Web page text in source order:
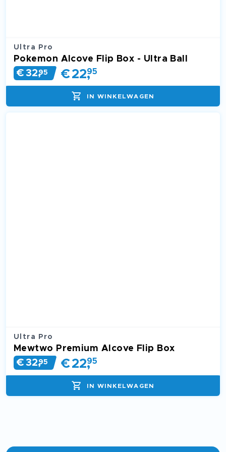
Ultra Pro
Pokemon Alcove Flip Box - Ultra Ball
€ 32,
95 €22,
95
IN WINKELWAGEN
Ultra Pro
Mewtwo Premium Alcove Flip Box
€ 32,
95 €22,
95
IN WINKELWAGEN